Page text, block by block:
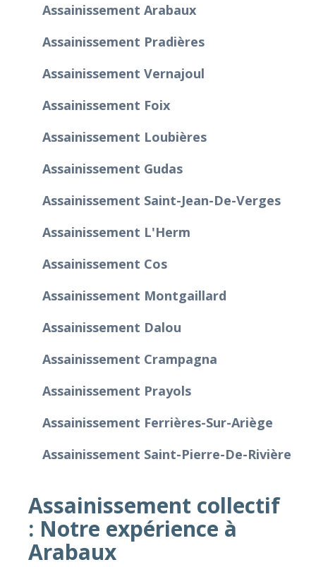
Assainissement Arabaux
Assainissement Pradières
Assainissement Vernajoul
Assainissement Foix
Assainissement Loubières
Assainissement Gudas
Assainissement Saint-Jean-De-Verges
Assainissement L'Herm
Assainissement Cos
Assainissement Montgaillard
Assainissement Dalou
Assainissement Crampagna
Assainissement Prayols
Assainissement Ferrières-Sur-Ariège
Assainissement Saint-Pierre-De-Rivière
Assainissement collectif
: Notre expérience à
Arabaux